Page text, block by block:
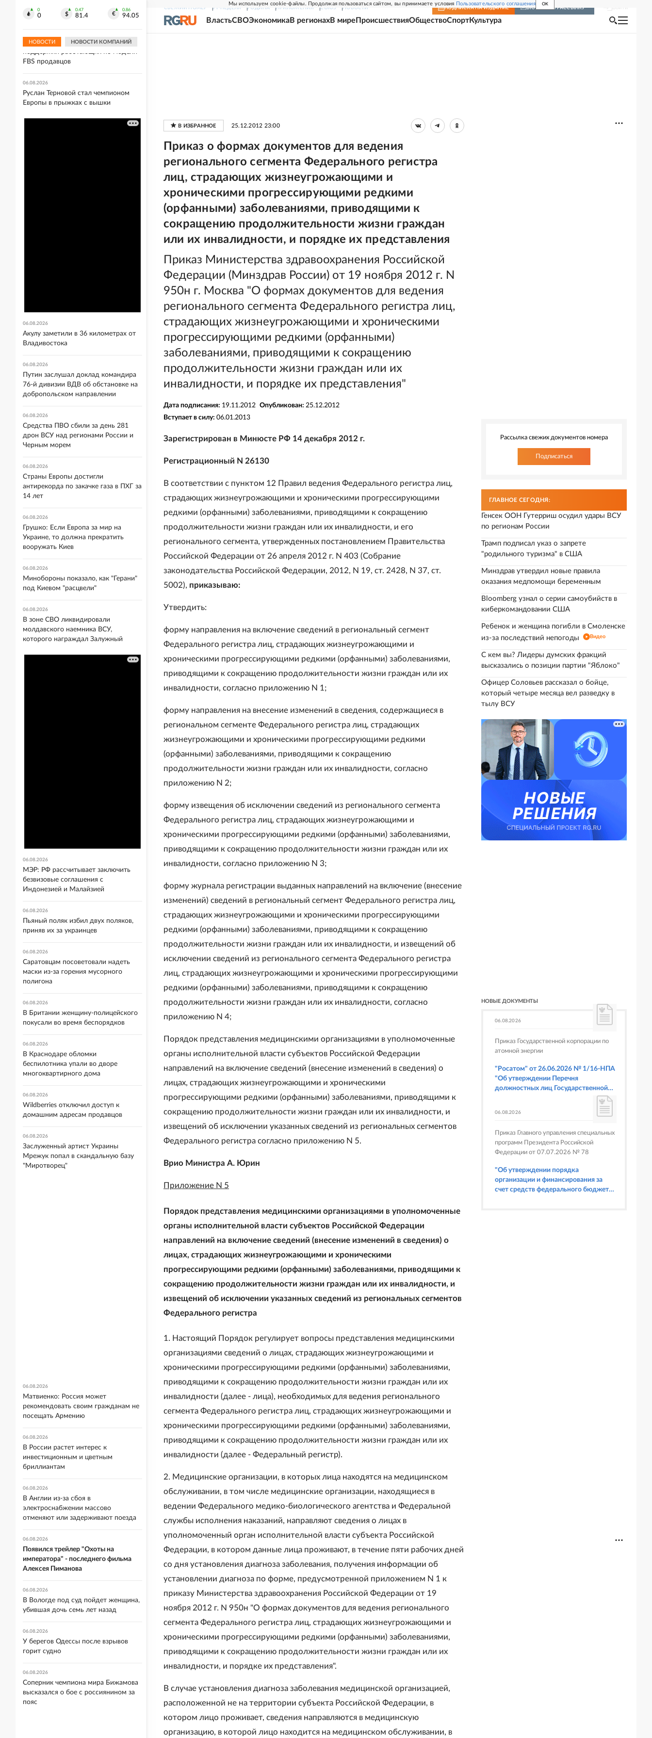
Мы используем cookie-файлы. Продолжая пользоваться сайтом, вы принимаете условия Пользовательского соглашения OK
СВЕЖИЙ НОМЕР РГ-НЕДЕЛЯ РОДИНА ПРИЛОЖЕНИЯ СОЮЗ НОВОСТИ ПОДПИСКА НА ИЗДАНИЕ ВКЛЮЧИТЬ РАССЫЛКУ
ВластьСВОЭкономикаВ регионахВ мире ПроисшествияОбществоСпортКультура
25.12.2012 23:00
Приказ о формах документов для ведения
регионального сегмента Федерального регистра
лиц, страдающих жизнеугрожающими и
хроническими прогрессирующими редкими
(орфанными) заболеваниями, приводящими к
сокращению продолжительности жизни граждан
или их инвалидности, и порядке их представления
Приказ Министерства здравоохранения Российской
Федерации (Минздрав России) от 19 ноября 2012 г. N
950н г. Москва "О формах документов для ведения
регионального сегмента Федерального регистра лиц,
страдающих жизнеугрожающими и хроническими
прогрессирующими редкими (орфанными)
заболеваниями, приводящими к сокращению
продолжительности жизни граждан или их
инвалидности, и порядке их представления"
Дата подписания: 19.11.2012 Опубликован: 25.12.2012
Вступает в силу: 06.01.2013
Зарегистрирован в Минюсте РФ 14 декабря 2012 г.
Регистрационный N 26130
В соответствии с пунктом 12 Правил ведения Федерального регистра лиц,
страдающих жизнеугрожающими и хроническими прогрессирующими
редкими (орфанными) заболеваниями, приводящими к сокращению
продолжительности жизни граждан или их инвалидности, и его
регионального сегмента, утвержденных постановлением Правительства
Российской Федерации от 26 апреля 2012 г. N 403 (Собрание
законодательства Российской Федерации, 2012, N 19, ст. 2428, N 37, ст.
5002), приказываю:
Утвердить:
форму направления на включение сведений в региональный сегмент
Федерального регистра лиц, страдающих жизнеугрожающими и
хроническими прогрессирующими редкими (орфанными) заболеваниями,
приводящими к сокращению продолжительности жизни граждан или их
инвалидности, согласно приложению N 1;
форму направления на внесение изменений в сведения, содержащиеся в
региональном сегменте Федерального регистра лиц, страдающих
жизнеугрожающими и хроническими прогрессирующими редкими
(орфанными) заболеваниями, приводящими к сокращению
продолжительности жизни граждан или их инвалидности, согласно
приложению N 2;
форму извещения об исключении сведений из регионального сегмента
Федерального регистра лиц, страдающих жизнеугрожающими и
хроническими прогрессирующими редкими (орфанными) заболеваниями,
приводящими к сокращению продолжительности жизни граждан или их
инвалидности, согласно приложению N 3;
форму журнала регистрации выданных направлений на включение (внесение
изменений) сведений в региональный сегмент Федерального регистра лиц,
страдающих жизнеугрожающими и хроническими прогрессирующими
редкими (орфанными) заболеваниями, приводящими к сокращению
продолжительности жизни граждан или их инвалидности, и извещений об
исключении сведений из регионального сегмента Федерального регистра
лиц, страдающих жизнеугрожающими и хроническими прогрессирующими
редкими (орфанными) заболеваниями, приводящими к сокращению
продолжительности жизни граждан или их инвалидности, согласно
приложению N 4;
Порядок представления медицинскими организациями в уполномоченные
органы исполнительной власти субъектов Российской Федерации
направлений на включение сведений (внесение изменений в сведения) о
лицах, страдающих жизнеугрожающими и хроническими
прогрессирующими редкими (орфанными) заболеваниями, приводящими к
сокращению продолжительности жизни граждан или их инвалидности, и
извещений об исключении указанных сведений из региональных сегментов
Федерального регистра согласно приложению N 5.
Врио Министра А. Юрин
Приложение N 5
Порядок представления медицинскими организациями в уполномоченные
органы исполнительной власти субъектов Российской Федерации
направлений на включение сведений (внесение изменений в сведения) о
лицах, страдающих жизнеугрожающими и хроническими
прогрессирующими редкими (орфанными) заболеваниями, приводящими к
сокращению продолжительности жизни граждан или их инвалидности, и
извещений об исключении указанных сведений из региональных сегментов
Федерального регистра
1. Настоящий Порядок регулирует вопросы представления медицинскими
организациями сведений о лицах, страдающих жизнеугрожающими и
хроническими прогрессирующими редкими (орфанными) заболеваниями,
приводящими к сокращению продолжительности жизни граждан или их
инвалидности (далее - лица), необходимых для ведения регионального
сегмента Федерального регистра лиц, страдающих жизнеугрожающими и
хроническими прогрессирующими редкими (орфанными) заболеваниями,
приводящими к сокращению продолжительности жизни граждан или их
инвалидности (далее - Федеральный регистр).
2. Медицинские организации, в которых лица находятся на медицинском
обслуживании, в том числе медицинские организации, находящиеся в
ведении Федерального медико-биологического агентства и Федеральной
службы исполнения наказаний, направляют сведения о лицах в
уполномоченный орган исполнительной власти субъекта Российской
Федерации, в котором данные лица проживают, в течение пяти рабочих дней
со дня установления диагноза заболевания, получения информации об
установлении диагноза по форме, предусмотренной приложением N 1 к
приказу Министерства здравоохранения Российской Федерации от 19
ноября 2012 г. N 950н "О формах документов для ведения регионального
сегмента Федерального регистра лиц, страдающих жизнеугрожающими и
хроническими прогрессирующими редкими (орфанными) заболеваниями,
приводящими к сокращению продолжительности жизни граждан или их
инвалидности, и порядке их представления".
В случае установления диагноза заболевания медицинской организацией,
расположенной не на территории субъекта Российской Федерации, в
котором лицо проживает, сведения направляются в медицинскую
организацию, в которой лицо находится на медицинском обслуживании, в
Рассылка свежих документов номера
Подписаться
ГЛАВНОЕ СЕГОДНЯ:
Генсек ООН Гутерриш осудил удары ВСУ
по регионам России
Трамп подписал указ о запрете
"родильного туризма" в США
Минздрав утвердил новые правила
оказания медпомощи беременным
Bloomberg узнал о серии самоубийств в
киберкомандовании США
Ребенок и женщина погибли в Смоленске
из-за последствий непогоды
Видео
С кем вы? Лидеры думских фракций
высказались о позиции партии "Яблоко"
Офицер Соловьев рассказал о бойце,
который четыре месяца вел разведку в
тылу ВСУ
НОВЫЕ ДОКУМЕНТЫ
06.08.2026
Приказ Государственной корпорации по
атомной энергии
"Росатом" от 26.06.2026 № 1/16-НПА
"Об утверждении Перечня
должностных лиц Государственной
корпорации по атомной энергии
предусмотренных статьями 6.3, 8.1,
9.4, 9.5 и 9.5.1, частью 3 статьи 9.16,
статьей 14.44, частью 1 статьи 19.4,
статьей 19.4.1, частями 6 и 15 статьи
19.5, статьями 19.6 и 19.7, частью 1
статьи 19.26, статьей 19.33, частями 1,
2, 2.1, 6 и 6.1 статьи 20.4 Кодекса
06.08.2026
Приказ Главного управления специальных
программ Президента Российской
Федерации от 07.07.2026 № 78
"Об утверждении порядка
организации и финансирования за
счет средств федерального бюджета
0
0
0.47
81.4
0.86
94.05
НОВОСТИ НОВОСТИ КОМПАНИЙ
кандидата в президенты Тонделье
Wildberries расширила меры
поддержки работающих по модели
FBS продавцов
06.08.2026
Руслан Терновой стал чемпионом
Европы в прыжках с вышки
06.08.2026
Акулу заметили в 36 километрах от
Владивостока
06.08.2026
Путин заслушал доклад командира
76-й дивизии ВДВ об обстановке на
добропольском направлении
06.08.2026
Средства ПВО сбили за день 281
дрон ВСУ над регионами России и
Черным морем
06.08.2026
Страны Европы достигли
антирекорда по закачке газа в ПХГ за
14 лет
06.08.2026
Грушко: Если Европа за мир на
Украине, то должна прекратить
вооружать Киев
06.08.2026
Минобороны показало, как "Герани"
под Киевом "расцвели"
06.08.2026
В зоне СВО ликвидировали
молдавского наемника ВСУ,
которого награждал Залужный
06.08.2026
МЭР: РФ рассчитывает заключить
безвизовые соглашения с
Индонезией и Малайзией
06.08.2026
Пьяный поляк избил двух поляков,
приняв их за украинцев
06.08.2026
Саратовцам посоветовали надеть
маски из-за горения мусорного
полигона
06.08.2026
В Британии женщину-полицейского
покусали во время беспорядков
06.08.2026
В Краснодаре обломки
беспилотника упали во дворе
многоквартирного дома
06.08.2026
Wildberries отключил доступ к
домашним адресам продавцов
06.08.2026
Заслуженный артист Украины
Мрежук попал в скандальную базу
"Миротворец"
06.08.2026
Матвиенко: Россия может
рекомендовать своим гражданам не
посещать Армению
06.08.2026
В России растет интерес к
инвестиционным и цветным
бриллиантам
06.08.2026
В Англии из-за сбоя в
электроснабжении массово
отменяют или задерживают поезда
06.08.2026
Появился трейлер "Охоты на
императора" - последнего фильма
Алексея Пиманова
06.08.2026
В Вологде под суд пойдет женщина,
убившая дочь семь лет назад
06.08.2026
У берегов Одессы после взрывов
горит судно
06.08.2026
Соперник чемпиона мира Бижамова
высказался о бое с россиянином за
пояс